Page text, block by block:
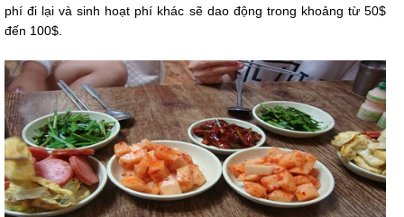
phí đi lại và sinh hoạt phí khác sẽ dao động trong khoảng từ 50$
đến 100$.